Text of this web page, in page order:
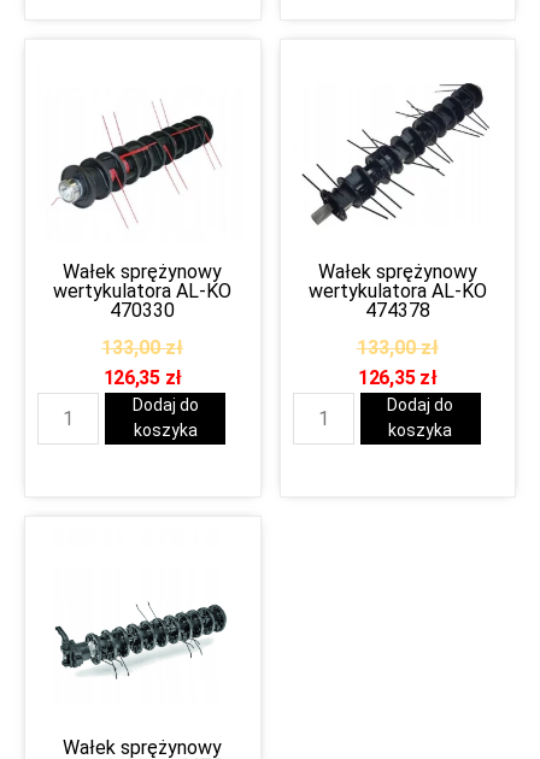
Wałek sprężynowy
wertykulatora AL-KO
470330
133,00zł
126,35 zł
Dodaj do
koszyka
Wałek sprężynowy
wertykulatora AL-KO
474378
133,00zł
126,35 zł
Dodaj do
koszyka
Wałek sprężynowy